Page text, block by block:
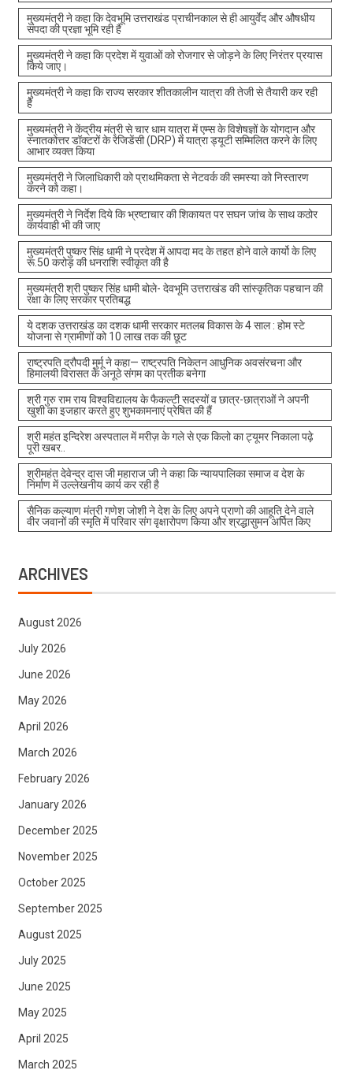
मुख्यमंत्री ने कहा कि देवभूमि उत्तराखंड प्राचीनकाल से ही आयुर्वेद और औषधीय
संपदा की प्रज्ञा भूमि रही है
मुख्यमंत्री ने कहा कि प्रदेश में युवाओं को रोजगार से जोड़ने के लिए निरंतर प्रयास
किये जाए।
मुख्यमंत्री ने कहा कि राज्य सरकार शीतकालीन यात्रा की तेजी से तैयारी कर रही
है
मुख्यमंत्री ने केंद्रीय मंत्री से चार धाम यात्रा में एम्स के विशेषज्ञों के योगदान और
स्नातकोत्तर डॉक्टरों के रेजिडेंसी (DRP) में यात्रा ड्यूटी सम्मिलित करने के लिए
आभार व्यक्त किया
मुख्यमंत्री ने जिलाधिकारी को प्राथमिकता से नेटवर्क की समस्या को निस्तारण
करने को कहा।
मुख्यमंत्री ने निर्देश दिये कि भ्रष्टाचार की शिकायत पर सघन जांच के साथ कठोर
कार्यवाही भी की जाए
मुख्यमंत्री पुष्कर सिंह धामी ने प्रदेश में आपदा मद के तहत होने वाले कार्यो के लिए
रू.50 करोड़ की धनराशि स्वीकृत की है
मुख्यमंत्री श्री पुष्कर सिंह धामी बोले- देवभूमि उत्तराखंड की सांस्कृतिक पहचान की
रक्षा के लिए सरकार प्रतिबद्ध
ये दशक उत्तराखंड का दशक धामी सरकार मतलब विकास के 4 साल : होम स्टे
योजना से ग्रामीणों को 10 लाख तक की छूट
राष्ट्रपति द्रौपदी मुर्मू ने कहा— राष्ट्रपति निकेतन आधुनिक अवसंरचना और
हिमालयी विरासत के अनूठे संगम का प्रतीक बनेगा
श्री गुरु राम राय विश्वविद्यालय के फैकल्टी सदस्यों व छात्र-छात्राओं ने अपनी
खुशी का इजहार करते हुए शुभकामनाएं प्रेषित की हैं
श्री महंत इन्दिरेश अस्पताल में मरीज़ के गले से एक किलो का ट्यूमर निकाला पढ़े
पूरी खबर..
श्रीमहंत देवेन्द्र दास जी महाराज जी ने कहा कि न्यायपालिका समाज व देश के
निर्माण में उल्लेखनीय कार्य कर रही है
सैनिक कल्याण मंत्री गणेश जोशी ने देश के लिए अपने प्राणो की आहूति देने वाले
वीर जवानों की स्मृति में परिवार संग वृक्षारोपण किया और श्रद्धासुमन अर्पित किए
ARCHIVES
August 2026
July 2026
June 2026
May 2026
April 2026
March 2026
February 2026
January 2026
December 2025
November 2025
October 2025
September 2025
August 2025
July 2025
June 2025
May 2025
April 2025
March 2025